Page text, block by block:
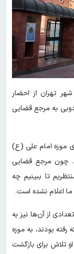
تهران از احضار
به مرجع قضایی
موزه امام علی (ع)
چون مرجع قضایی
تا ببینیم چه
اعلام نشده است.
از آن‌ها نیز به
رفته بودند، به موزه
او تلاش برای بازگشت